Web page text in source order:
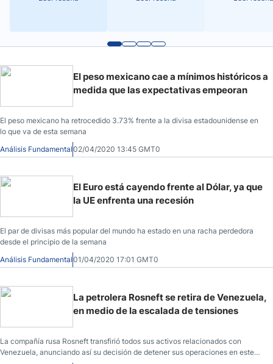
El peso mexicano cae a mínimos históricos a
medida que las expectativas empeoran
El peso mexicano ha retrocedido 3.73% frente a la divisa estadounidense en
lo que va de esta semana
Análisis Fundamental02/04/2020 13:45 GMT0
El Euro está cayendo frente al Dólar, ya que
la UE enfrenta una recesión
El par de divisas más popular del mundo ha estado en una racha perdedora
desde el principio de la semana
Análisis Fundamental01/04/2020 17:01 GMT0
La petrolera Rosneft se retira de Venezuela,
en medio de la escalada de tensiones
La compañía rusa Rosneft transfirió todos sus activos relacionados con
Venezuela, anunciando así su decisión de detener sus operaciones en este